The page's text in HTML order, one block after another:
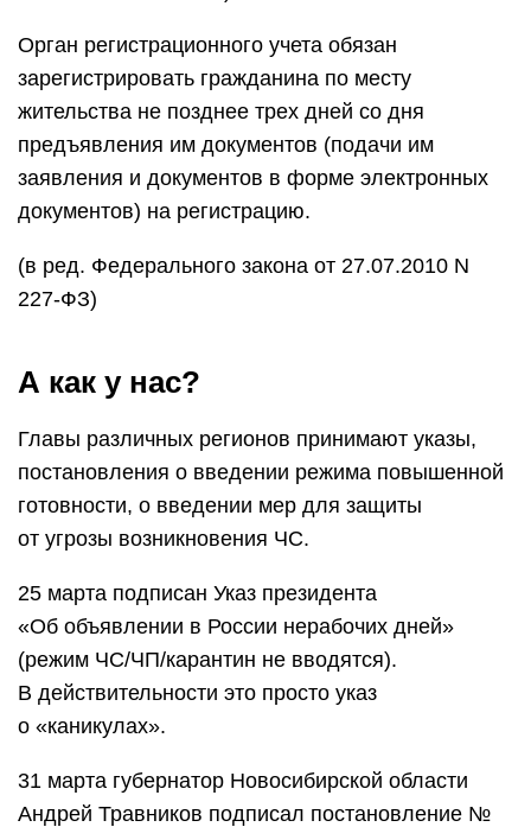
Орган регистрационного учета обязан
зарегистрировать гражданина по месту
жительства не позднее трех дней со дня
предъявления им документов (подачи им
заявления и документов в форме электронных
документов) на регистрацию.
(в ред. Федерального закона от 27.07.2010 N
227-ФЗ)
А как у нас?
Главы различных регионов принимают указы,
постановления о введении режима повышенной
готовности, о введении мер для защиты
от угрозы возникновения ЧС.
25 марта подписан Указ президента
«Об объявлении в России нерабочих дней»
(режим ЧС/ЧП/карантин не вводятся).
В действительности это просто указ
о «каникулах».
31 марта губернатор Новосибирской области
Андрей Травников подписал постановление №